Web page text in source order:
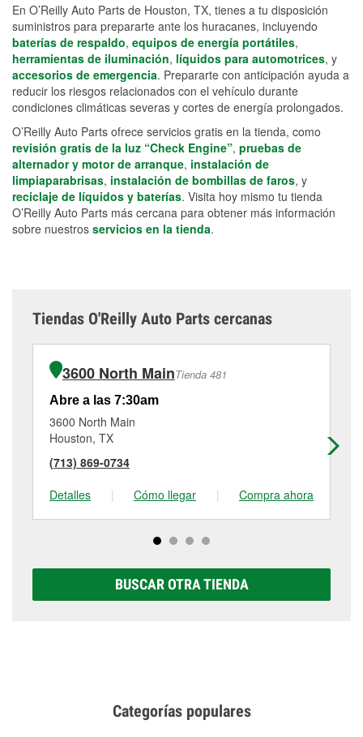
En O’Reilly Auto Parts de Houston, TX, tienes a tu disposición
suministros para prepararte ante los huracanes, incluyendo
baterías de respaldo, equipos de energía portátiles,
herramientas de iluminación, líquidos para automotrices, y
accesorios de emergencia. Prepararte con anticipación ayuda a
reducir los riesgos relacionados con el vehículo durante
condiciones climáticas severas y cortes de energía prolongados.
O’Reilly Auto Parts ofrece servicios gratis en la tienda, como
revisión gratis de la luz “Check Engine”, pruebas de
alternador y motor de arranque, instalación de
limpiaparabrisas, instalación de bombillas de faros, y
reciclaje de líquidos y baterías. Visita hoy mismo tu tienda
O’Reilly Auto Parts más cercana para obtener más información
sobre nuestros servicios en la tienda.
Tiendas O'Reilly Auto Parts cercanas
3600 North MainTienda 481
Abre a las 7:30am
3600 North Main
Houston, TX
(713) 869-0734
Detalles
| Cómo llegar | Compra ahora
BUSCAR OTRA TIENDA
Categorías populares